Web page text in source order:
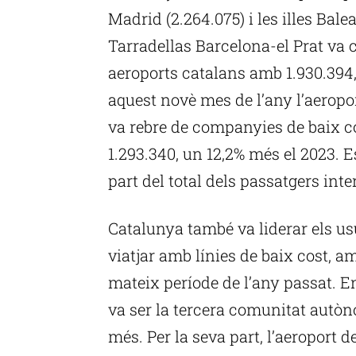
Madrid (2.264.075) i les illes
Tarradellas Barcelona-el Prat va
aeroports catalans amb
aquest novè mes de l’any
va rebre de companyies de baix
1.293.340, un 12,2% més el
part del total dels passatgers
Catalunya també va liderar els
viatjar amb línies de baix cost,
mateix període de l’any passat.
va ser la tercera comunitat
més. Per la seva part, l’aeroport